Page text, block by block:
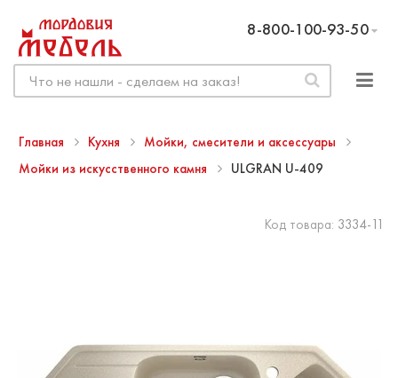
8-800-100-93-50
Главная Кухня
Мойки, смесители и аксессуары
Мойки из искусственного камня
ULGRAN U-409
Код товара: 3334-11